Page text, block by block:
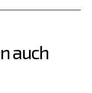
auch